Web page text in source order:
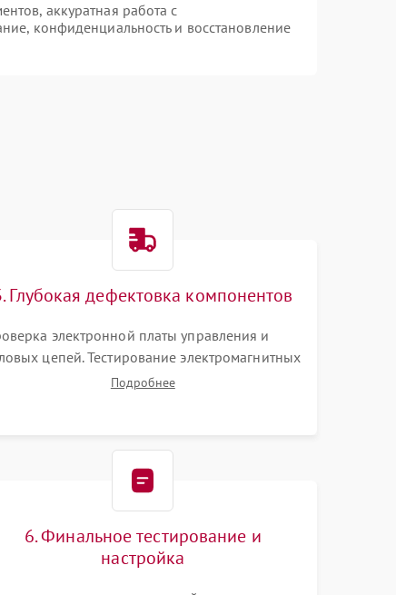
аккуратная работа с
конфиденциальность и восстановление
Глубокая дефектовка компонентов
электронной платы управления и
цепей. Тестирование электромагнитных
датчиков температуры и
Подробнее
6. Финальное тестирование и
настройка